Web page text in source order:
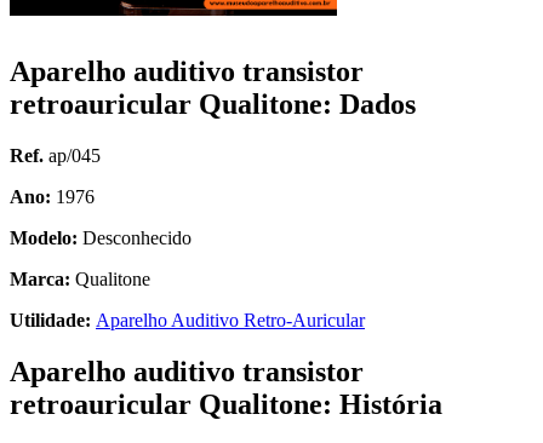
Aparelho auditivo transistor
retroauricular Qualitone: Dados
Ref. ap/045
Ano: 1976
Modelo: Desconhecido
Marca: Qualitone
Utilidade: Aparelho Auditivo Retro-Auricular
Aparelho auditivo transistor
retroauricular Qualitone: História